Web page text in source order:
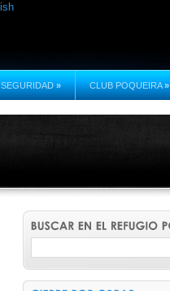
SEGURIDAD » CLUB POQUEIRA »